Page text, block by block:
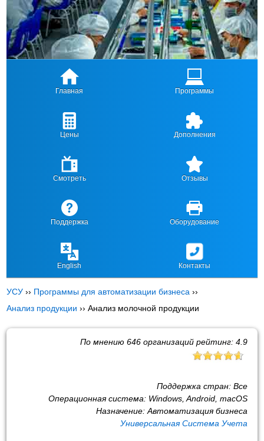
Главная Программы
Цены Дополнения
Смотреть Отзывы
Поддержка Оборудование
English Контакты
УСУ ›› Программы для автоматизации бизнеса ››
Анализ продукции ››Анализ молочной продукции
По мнению 646организаций рейтинг: 4.9
Поддержка стран: Все
Операционная система: Windows, Android, macOS
Назначение: Автоматизация бизнеса
Универсальная Система Учета